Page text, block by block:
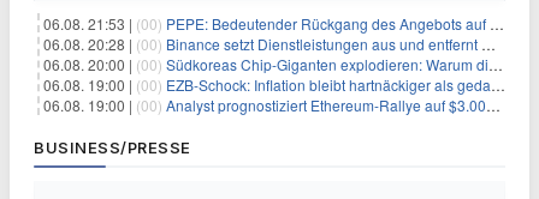
06.08. 21:53 | (00) PEPE: Bedeutender Rückgang des Angebots auf Börsen – Was kommt als Nächstes?
06.08. 20:28 | (00) Binance setzt Dienstleistungen aus und entfernt mehrere Krypto-Paare: Wer ist betroffen?
06.08. 20:00 | (00) Südkoreas Chip-Giganten explodieren: Warum dieser Rekord-Tag die KI-Branche erschüttert
06.08. 19:00 | (00) EZB-Schock: Inflation bleibt hartnäckiger als gedacht – 2027 wird zum kritischen Test
06.08. 19:00 | (00) Analyst prognostiziert Ethereum-Rallye auf $3.000 nach entscheidendem On-Chain-Ausbruch
BUSINESS/PRESSE